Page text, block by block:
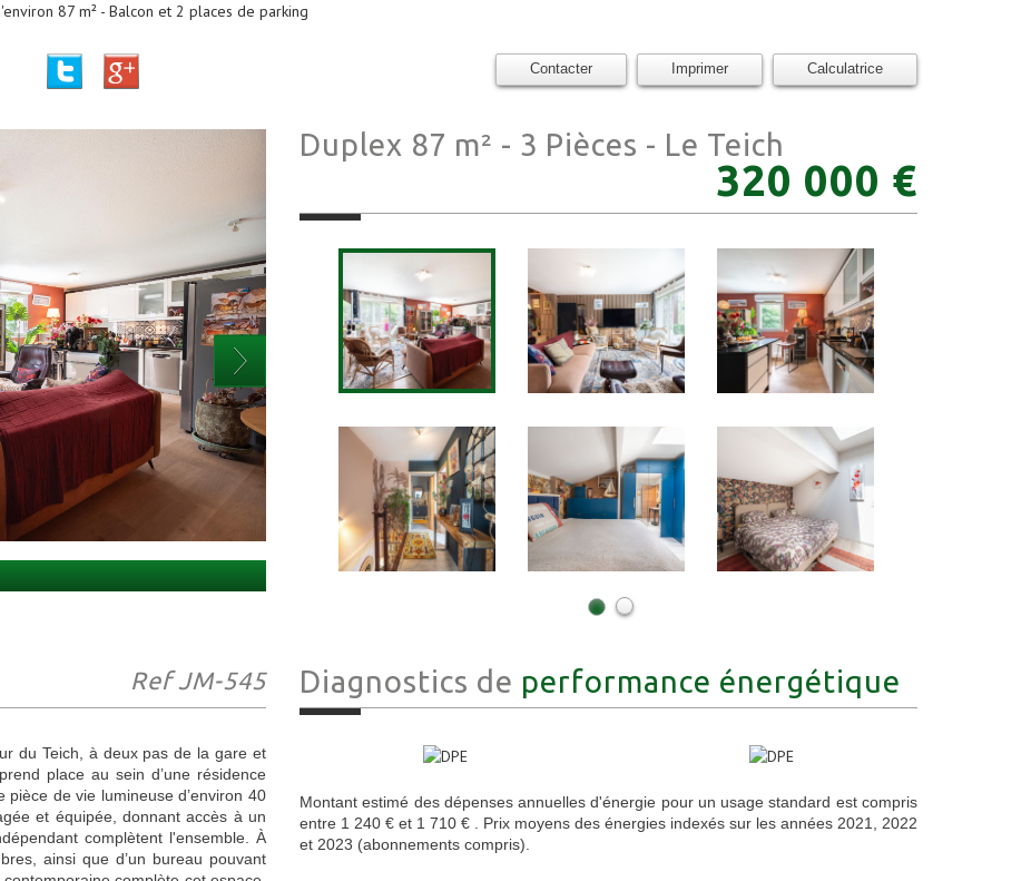
87 m² - Balcon et 2 places de parking
Contacter Imprimer Calculatrice
Duplex 87 m² - 3 Pièces - Le Teich
320 000 €
Ref JM-545
du Teich, à deux pas de la gare et
place au sein d’une résidence
de vie lumineuse d’environ 40
et équipée, donnant accès à un
complètent l'ensemble. À
ainsi que d’un bureau pouvant
Diagnostics de performance énergétique
Montant estimé des dépenses annuelles d'énergie pour un usage standard est compris
entre 1 240 € et 1 710 € . Prix moyens des énergies indexés sur les années 2021, 2022
et 2023 (abonnements compris).